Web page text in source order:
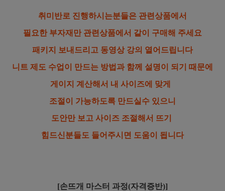
취미반로 진행하시는분들은 관련상품에서
필요한 부자재만 관련상품에서 같이 구매해 주세요
패키지 보내드리고 동영상 강의 열어드립니다
니트 제도 수업이 만드는 방법과 함께 설명이 되기 때문에
게이지 계산해서 내 사이즈에 맞게
조절이 가능하도록 만드실수 있으니
도안만 보고 사이즈 조절해서 뜨기
힘드신분들도 들어주시면 도움이 됩니다
[손뜨개 마스터 과정(자격증반)]